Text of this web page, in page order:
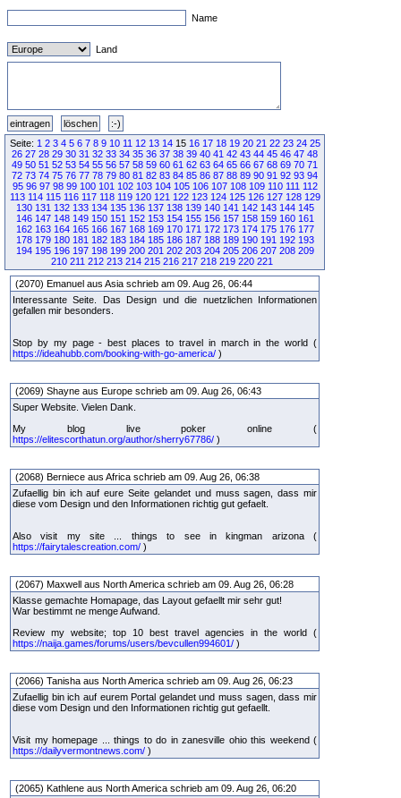
Name
Land
Seite: 1 2 3 4 5 6 7 8 9 10 11 12 13 1415 16 17 18 19 20 21 22 23 24 25
26 27 28 29 30 31 32 33 34 35 36 37 38 39 40 41 42 43 44 45 46 47 48
49 50 51 52 53 54 55 56 57 58 59 60 61 62 63 64 65 66 67 68 69 70 71
72 73 74 75 76 77 78 79 80 81 82 83 84 85 86 87 88 89 90 91 92 93 94
95 96 97 98 99 100 101 102 103 104 105 106 107 108 109 110 111 112
113 114 115 116 117 118 119 120 121 122 123 124 125 126 127 128 129
130 131 132 133 134 135 136 137 138 139 140 141 142 143 144 145
146 147 148 149 150 151 152 153 154 155 156 157 158 159 160 161
162 163 164 165 166 167 168 169 170 171 172 173 174 175 176 177
178 179 180 181 182 183 184 185 186 187 188 189 190 191 192 193
194 195 196 197 198 199 200 201 202 203 204 205 206 207 208 209
210 211 212 213 214 215 216 217 218 219 220 221
(2070) Emanuel aus Asia schrieb am 09. Aug 26, 06:44
Interessante Seite. Das Design und die nuetzlichen Informationen
gefallen mir besonders.
Stop by my page - best places to travel in march in the world (
https://ideahubb.com/booking-with-go-america/ )
(2069) Shayne aus Europe schrieb am 09. Aug 26, 06:43
Super Website. Vielen Dank.
My blog live poker online (
https://elitescorthatun.org/author/sherry67786/ )
(2068) Berniece aus Africa schrieb am 09. Aug 26, 06:38
Zufaellig bin ich auf eure Seite gelandet und muss sagen, dass mir
diese vom Design und den Informationen richtig gut gefaelt.
Also visit my site ... things to see in kingman arizona (
https://fairytalescreation.com/ )
(2067) Maxwell aus North America schrieb am 09. Aug 26, 06:28
Klasse gemachte Homapage, das Layout gefaellt mir sehr gut!
War bestimmt ne menge Aufwand.
Review my website; top 10 best travel agencies in the world (
https://naija.games/forums/users/bevcullen994601/ )
(2066) Tanisha aus North America schrieb am 09. Aug 26, 06:23
Zufaellig bin ich auf eurem Portal gelandet und muss sagen, dass mir
diese vom Design und den Informationen richtig gut gefaellt.
Visit my homepage ... things to do in zanesville ohio this weekend (
https://dailyvermontnews.com/ )
(2065) Kathlene aus North America schrieb am 09. Aug 26, 06:20